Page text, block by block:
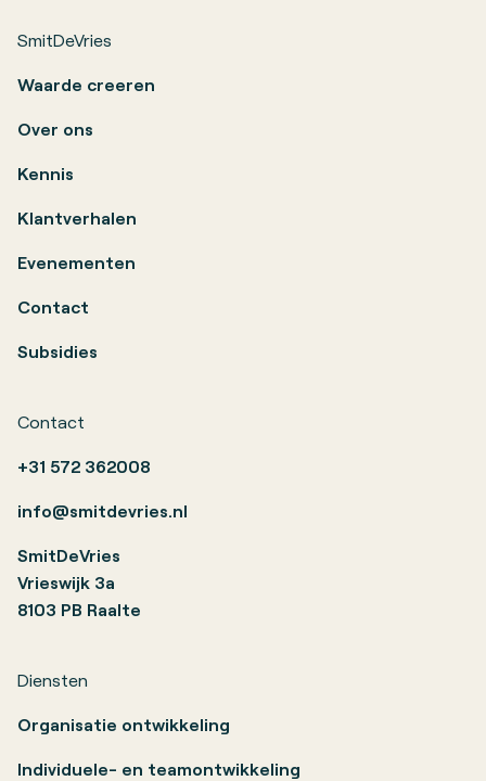
SmitDeVries
Waarde creeren
Over ons
Kennis
Klantverhalen
Evenementen
Contact
Subsidies
Diensten
Organisatie ontwikkeling
Individuele- en teamontwikkeling
Contact
+31 572 362008
info@smitdevries.nl
SmitDeVries
Vrieswijk 3a
8103 PB Raalte